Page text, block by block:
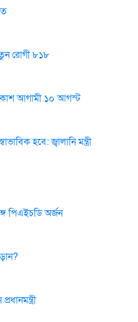
রোগী ৮১৮
আগামী ১০ আগস্ট
হবে: জ্বালানি মন্ত্রী
পিএইচডি অর্জন